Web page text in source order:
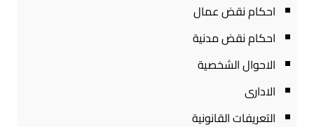
احكام نقض عمال
احكام نقض مدنية
الاحوال الشخصية
الادارى
التعريفات القانونية